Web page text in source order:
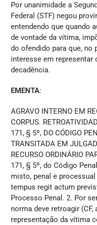
Por unanimidade a
Federal (STF) negou
entendendo que quando
de vontade da vítima,
do ofendido para que, no
interesse em representar
decadência.
EMENTA:
AGRAVO INTERNO EM
CORPUS.
171, § 5º, DO CÓDIGO
TRANSITADA EM
RECURSO ORDINÁRIO
171, § 5º, do Código
misto, penal e
tempus regit actum
Processo Penal. 2. Por
norma deve retroagir
representação da vítima